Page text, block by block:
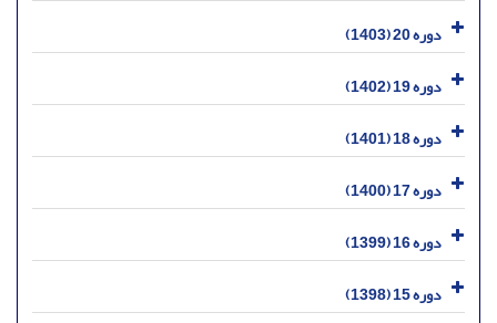
دوره 20 (1403)
دوره 19 (1402)
دوره 18 (1401)
دوره 17 (1400)
دوره 16 (1399)
دوره 15 (1398)